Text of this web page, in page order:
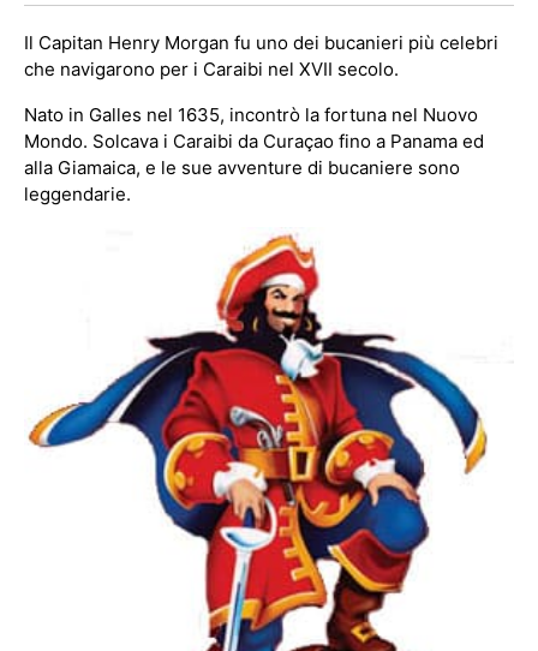
Il Capitan Henry Morgan fu uno dei bucanieri più celebri
che navigarono per i Caraibi nel XVII secolo.
Nato in Galles nel 1635, incontrò la fortuna nel Nuovo
Mondo. Solcava i Caraibi da Curaçao fino a Panama ed
alla Giamaica, e le sue avventure di bucaniere sono
leggendarie.